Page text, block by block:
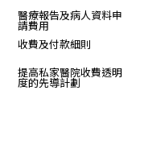
醫療報告及病人資料申
請費用
收費及付款細則
提高私家醫院收費透明
度的先導計劃